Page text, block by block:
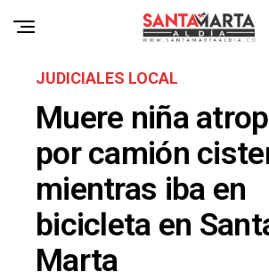
JUDICIALES LOCAL
Muere niña
por camión
mientras iba en
bicicleta en
Marta